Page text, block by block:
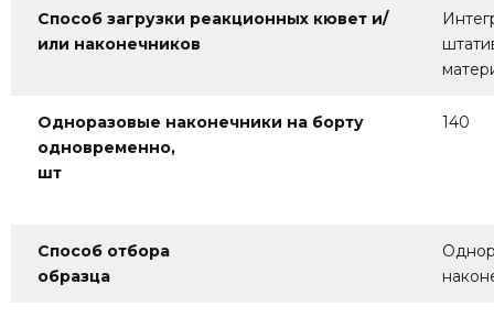
Способ загрузки реакционных кювет и/
или наконечников
Одноразовые наконечники на борту
одновременно,
шт
140
Способ отбора
образца